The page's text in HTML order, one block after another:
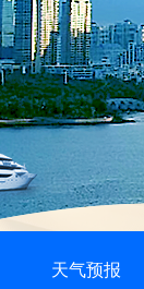
天气预报